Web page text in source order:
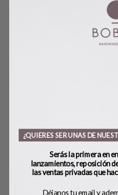
GUÍA DE TALLAS Y
CAMBIOS Y DEVOLUCIONES
TÉRMINIOS Y
¿QUIERES SER UNAS DE
Serás la primera en
lanzamientos, reposición
las ventas privadas que
Déjanos tu email y